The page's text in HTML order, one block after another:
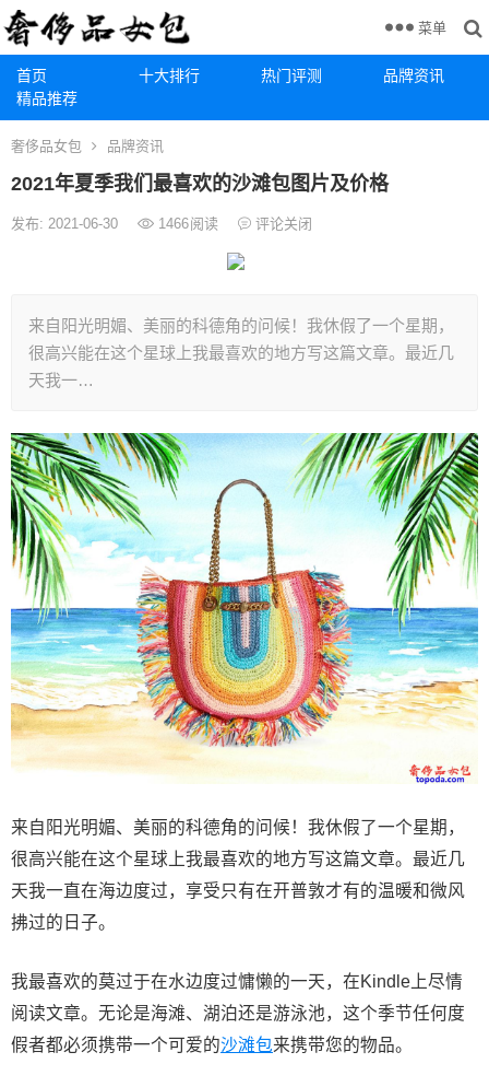
首页 十大排行 热门评测
品牌资讯
精品推荐
菜单
奢侈品女包 品牌资讯
2021年夏季我们最喜欢的沙滩包图片及价格
发布: 2021-06-30 1466阅读 评论关闭
来自阳光明媚、美丽的科德角的问候！我休假了一个星期，
很高兴能在这个星球上我最喜欢的地方写这篇文章。最近几
天我一…
来自阳光明媚、美丽的科德角的问候！我休假了一个星期，
很高兴能在这个星球上我最喜欢的地方写这篇文章。最近几
天我一直在海边度过，享受只有在开普敦才有的温暖和微风
拂过的日子。
我最喜欢的莫过于在水边度过慵懒的一天，在Kindle上尽情
阅读文章。无论是海滩、湖泊还是游泳池，这个季节任何度
假者都必须携带一个可爱的沙滩包来携带您的物品。